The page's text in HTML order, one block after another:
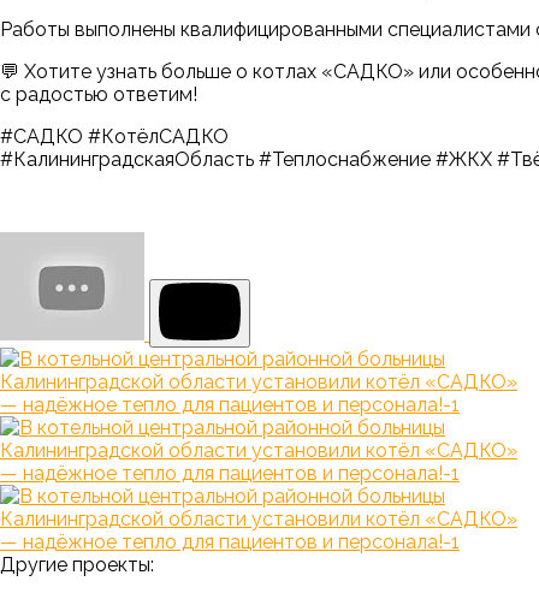
Работы выполнены квалифицированными
💬 Хотите узнать больше о котлах «САДКО» или
с радостью ответим!
#САДКО #КотёлСАДКО
#КалининградскаяОбласть #Теплоснабжение #ЖКХ
Другие проекты: